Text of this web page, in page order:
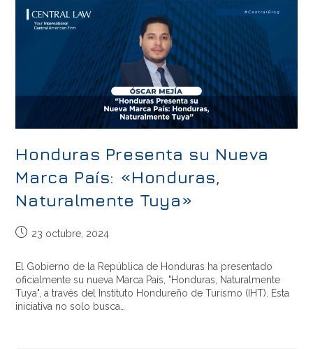
Honduras Presenta su Nueva
Marca País: «Honduras,
Naturalmente Tuya»
23 octubre, 2024
El Gobierno de la República de Honduras ha presentado
oficialmente su nueva Marca País, "Honduras, Naturalmente
Tuya", a través del Instituto Hondureño de Turismo (IHT). Esta
iniciativa no solo busca…